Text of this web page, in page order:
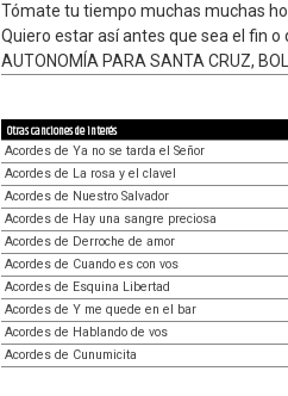
Tómate tu tiempo muchas muchas
Quiero estar así antes que sea el fin o
AUTONOMÍA PARA SANTA CRUZ,
Otras canciones de interés
Acordes de Ya no se tarda el Señor
Acordes de La rosa y el clavel
Acordes de Nuestro Salvador
Acordes de Hay una sangre preciosa
Acordes de Derroche de amor
Acordes de Cuando es con vos
Acordes de Esquina Libertad
Acordes de Y me quede en el bar
Acordes de Hablando de vos
Acordes de Cunumicita